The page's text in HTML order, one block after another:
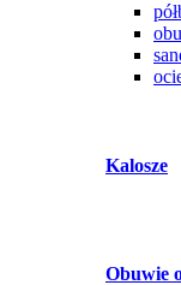
Kalosze
Obuwie